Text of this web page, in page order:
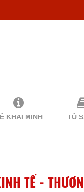
KHAI MINH TỦ
TẾ -